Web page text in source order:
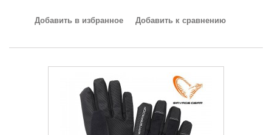
Добавить в избранное Добавить к сравнению